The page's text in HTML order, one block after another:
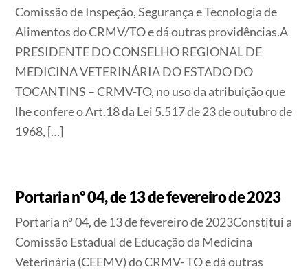
Comissão de Inspeção, Segurança e Tecnologia de
Alimentos do CRMV/TO e dá outras providências.A
PRESIDENTE DO CONSELHO REGIONAL DE
MEDICINA VETERINÁRIA DO ESTADO DO
TOCANTINS – CRMV-TO, no uso da atribuição que
lhe confere o Art.18 da Lei 5.517 de 23 de outubro de
1968, […]
Portaria nº 04, de 13 de fevereiro de 2023
Portaria nº 04, de 13 de fevereiro de 2023Constitui a
Comissão Estadual de Educação da Medicina
Veterinária (CEEMV) do CRMV- TO e dá outras